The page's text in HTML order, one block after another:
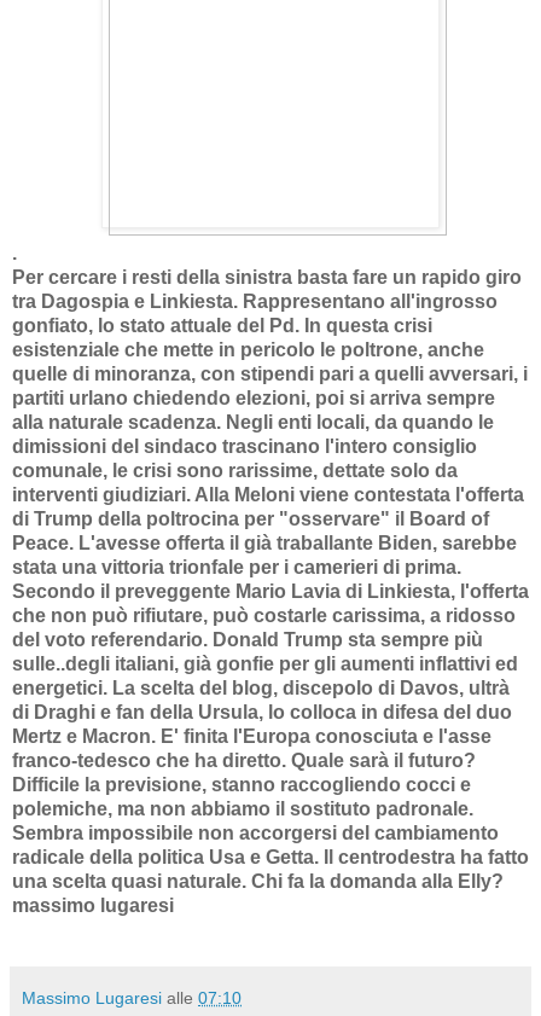
.
Per cercare i resti della sinistra basta fare un rapido giro
tra Dagospia e Linkiesta. Rappresentano all'ingrosso
gonfiato, lo stato attuale del Pd. In questa crisi
esistenziale che mette in pericolo le poltrone, anche
quelle di minoranza, con stipendi pari a quelli avversari, i
partiti urlano chiedendo elezioni, poi si arriva sempre
alla naturale scadenza. Negli enti locali, da quando le
dimissioni del sindaco trascinano l'intero consiglio
comunale, le crisi sono rarissime, dettate solo da
interventi giudiziari. Alla Meloni viene contestata l'offerta
di Trump della poltrocina per "osservare" il Board of
Peace. L'avesse offerta il già traballante Biden, sarebbe
stata una vittoria trionfale per i camerieri di prima.
Secondo il preveggente Mario Lavia di Linkiesta, l'offerta
che non può rifiutare, può costarle carissima, a ridosso
del voto referendario. Donald Trump sta sempre più
sulle..degli italiani, già gonfie per gli aumenti inflattivi ed
energetici. La scelta del blog, discepolo di Davos, ultrà
di Draghi e fan della Ursula, lo colloca in difesa del duo
Mertz e Macron. E' finita l'Europa conosciuta e l'asse
franco-tedesco che ha diretto. Quale sarà il futuro?
Difficile la previsione, stanno raccogliendo cocci e
polemiche, ma non abbiamo il sostituto padronale.
Sembra impossibile non accorgersi del cambiamento
radicale della politica Usa e Getta. Il centrodestra ha fatto
una scelta quasi naturale. Chi fa la domanda alla Elly?
massimo lugaresi
Massimo Lugaresi alle 07:10